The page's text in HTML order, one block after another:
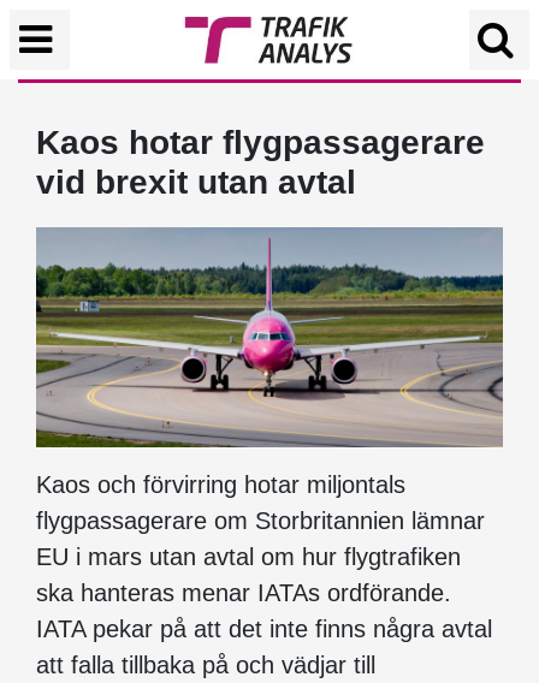
Kaos hotar flygpassagerare
vid brexit utan avtal
Kaos och förvirring hotar miljontals
flygpassagerare om Storbritannien lämnar
EU i mars utan avtal om hur flygtrafiken
ska hanteras menar IATAs ordförande.
IATA pekar på att det inte finns några avtal
att falla tillbaka på och vädjar till